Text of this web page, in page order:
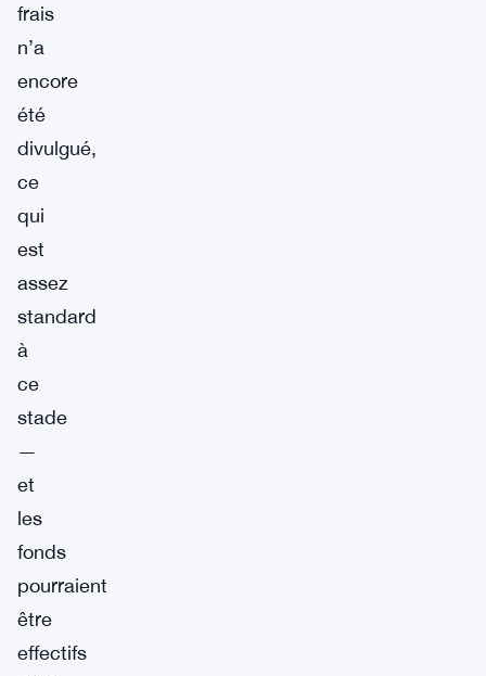
frais
n’a
encore
été
divulgué,
ce
qui
est
assez
standard
à
ce
stade
—
et
les
fonds
pourraient
être
effectifs